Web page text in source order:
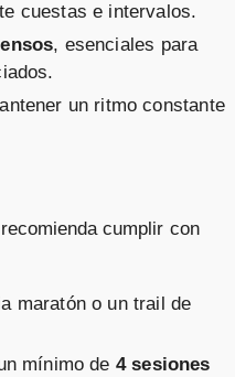
cuestas e intervalos.
, esenciales para
un ritmo constante
cumplir con
maratón o un trail de
mínimo de 4 sesiones